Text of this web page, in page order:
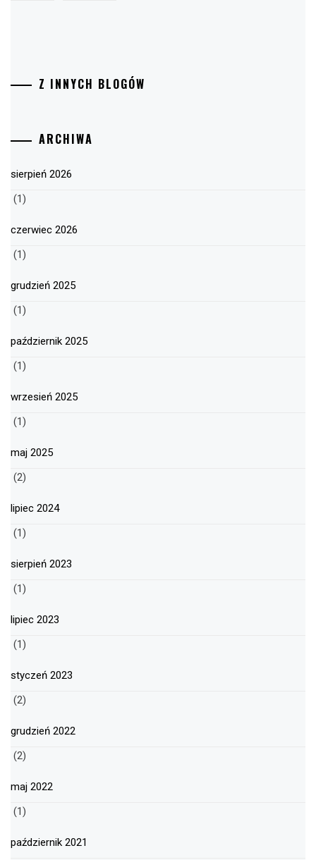
Z INNYCH BLOGÓW
ARCHIWA
sierpień 2026
(1)
czerwiec 2026
(1)
grudzień 2025
(1)
październik 2025
(1)
wrzesień 2025
(1)
maj 2025
(2)
lipiec 2024
(1)
sierpień 2023
(1)
lipiec 2023
(1)
styczeń 2023
(2)
grudzień 2022
(2)
maj 2022
(1)
październik 2021